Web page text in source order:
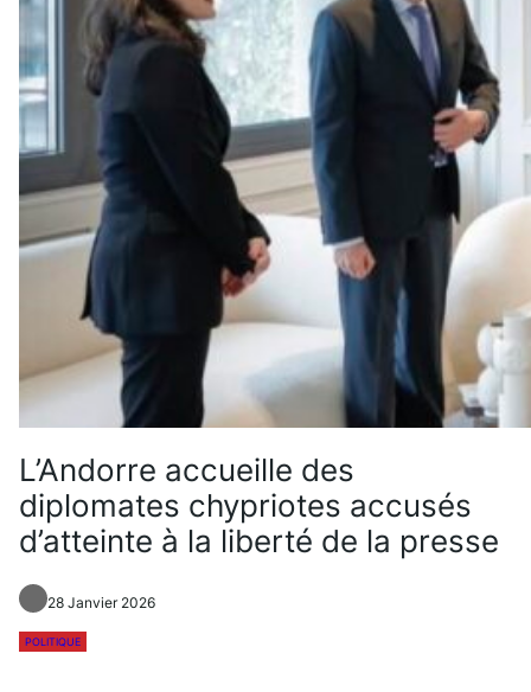
L’Andorre accueille des
diplomates chypriotes accusés
d’atteinte à la liberté de la presse
28 Janvier 2026
POLITIQUE